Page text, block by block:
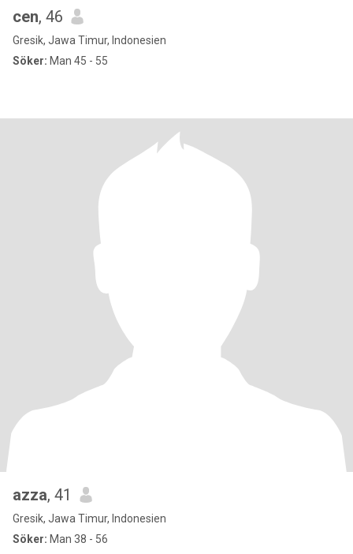
cen, 46
Gresik, Jawa Timur, Indonesien
Söker: Man 45 - 55
azza, 41
Gresik, Jawa Timur, Indonesien
Söker: Man 38 - 56